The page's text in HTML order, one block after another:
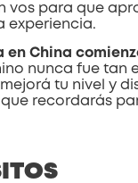
vos para que
experiencia.
en China
nunca fue tan
mejorá tu nivel y
recordarás